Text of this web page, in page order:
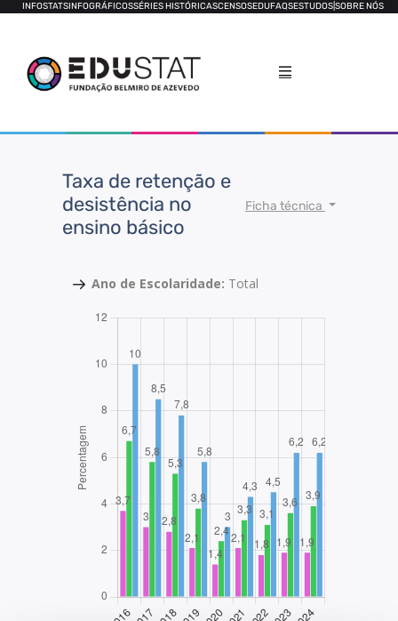
INFOSTATSINFOGRÁFICOSSÉRIES HISTÓRICASCENSOSEDUFAQSESTUDOSSOBRE NÓS
Taxa de retenção e
desistência no
ensino básico
Ficha técnica
Ano de Escolaridade: Total